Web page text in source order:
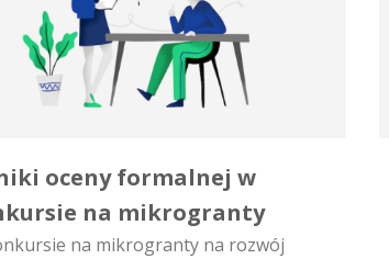
oceny formalnej w
na mikrogranty
na mikrogranty na rozwój